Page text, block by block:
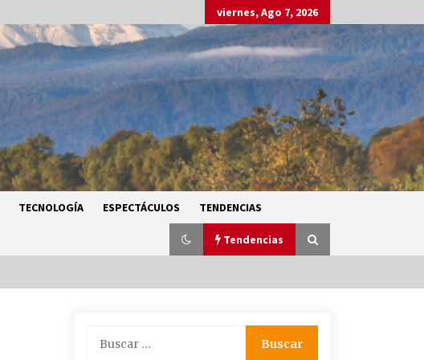
viernes, Ago 7, 2026
TECNOLOGÍA ESPECTÁCULOS TENDENCIAS
Tendencias
granizo y calor extremo en gran